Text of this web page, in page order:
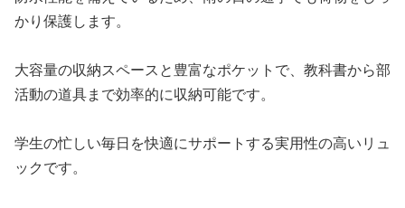
かり保護します。
大容量の収納スペースと豊富なポケットで、教科書から部
活動の道具まで効率的に収納可能です。
学生の忙しい毎日を快適にサポートする実用性の高いリュ
ックです。